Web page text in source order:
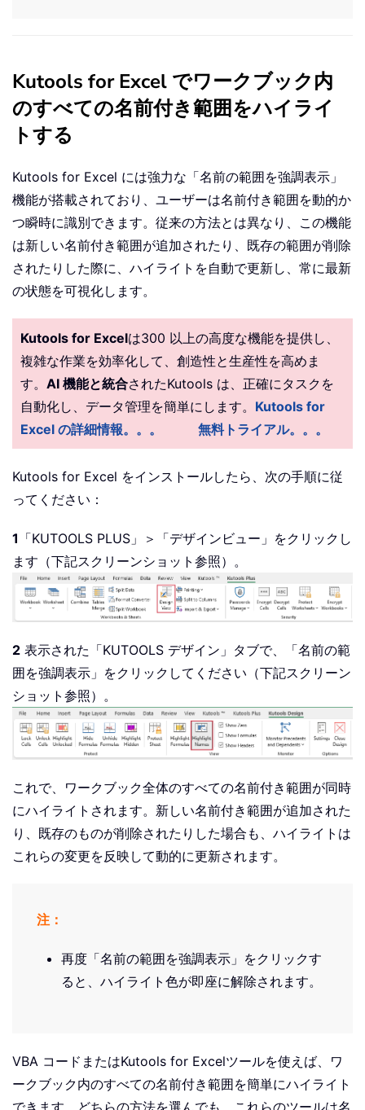
Kutools for Excel でワークブック内
のすべての名前付き範囲をハイライ
トする
Kutools for Excel には強力な「名前の範囲を強調表示」
機能が搭載されており、ユーザーは名前付き範囲を動的か
つ瞬時に識別できます。従来の方法とは異なり、この機能
は新しい名前付き範囲が追加されたり、既存の範囲が削除
されたりした際に、ハイライトを自動で更新し、常に最新
の状態を可視化します。
Kutools for Excelは300 以上の高度な機能を提供し、
複雑な作業を効率化して、創造性と生産性を高めま
す。 AI 機能と統合されたKutools は、正確にタスクを
自動化し、データ管理を簡単にします。 Kutools for
Excel の詳細情報。。。
無料トライアル。。。
Kutools for Excel をインストールしたら、次の手順に従
ってください：
1 「KUTOOLS PLUS」＞「デザインビュー」をクリックし
ます（下記スクリーンショット参照）。
2 表示された「KUTOOLS デザイン」タブで、「名前の範
囲を強調表示」をクリックしてください（下記スクリーン
ショット参照）。
これで、ワークブック全体のすべての名前付き範囲が同時
にハイライトされます。新しい名前付き範囲が追加された
り、既存のものが削除されたりした場合も、ハイライトは
これらの変更を反映して動的に更新されます。
注：
再度「名前の範囲を強調表示」をクリックす
ると、ハイライト色が即座に解除されます。
VBA コードまたはKutools for Excelツールを使えば、ワ
ークブック内のすべての名前付き範囲を簡単にハイライト
できます。どちらの方法を選んでも、これらのツールは名